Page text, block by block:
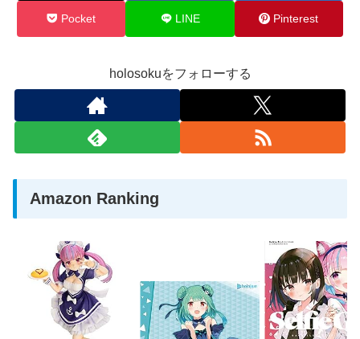
Pocket LINE Pinterest
holosokuをフォローする
Amazon Ranking